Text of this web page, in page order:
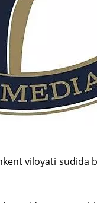
viloyati